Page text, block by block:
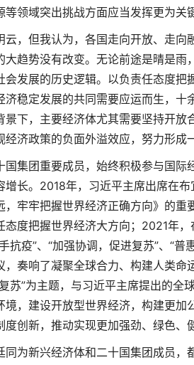
等领域突出挑战方面应当发挥更为关
云，但我认为，各国走向开放、走
大趋势没有改变。无论前途是晴是
会发展的历史逻辑。以负责任态度
济稳定发展的共同需要应运而生，
景下，主要经济体尤其需要坚持开
经济政策的负面外溢效应，努力形成
国集团重要成员，始终积极参与国
增长。2018年，习近平主席出席在
，牢牢把握世界经济正确方向》的
态度把握世界经济大方向；2021年
抗疫”、“加强协调，促进复苏”、“
，奏响了凝聚全球合力、构建人类
苏”为主题，与习近平主席提出的
境，建设开放型世界经济，构建更
度创新，推动实现更加强劲、绿色、
同为新兴经济体和二十国集团成员